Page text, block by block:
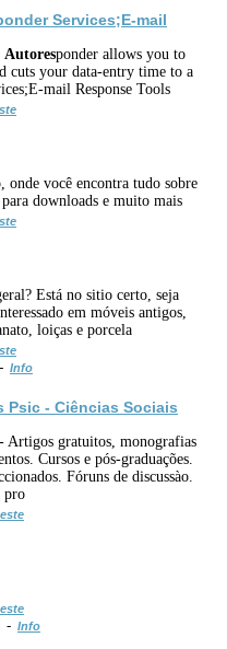
Services;E-mail
Autoresponder allows you to
cuts your data-entry time to a
mail Response Tools
onde você encontra tudo sobre
para downloads e muito mais
Está no sitio certo, seja
em móveis antigos,
loiças e porcela
Info
Psic - Ciências Sociais
Artigos gratuitos, monografias
Cursos e pós-graduações.
Fóruns de discussào.
pro
- Info